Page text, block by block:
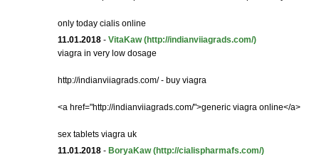
only today cialis online
11.01.2018 - VitaKaw (http://indianviiagrads.com/)
viagra in very low dosage
http://indianviiagrads.com/ - buy viagra
<a href="http://indianviiagrads.com/">generic viagra online</a>
sex tablets viagra uk
11.01.2018 - BoryaKaw (http://cialispharmafs.com/)